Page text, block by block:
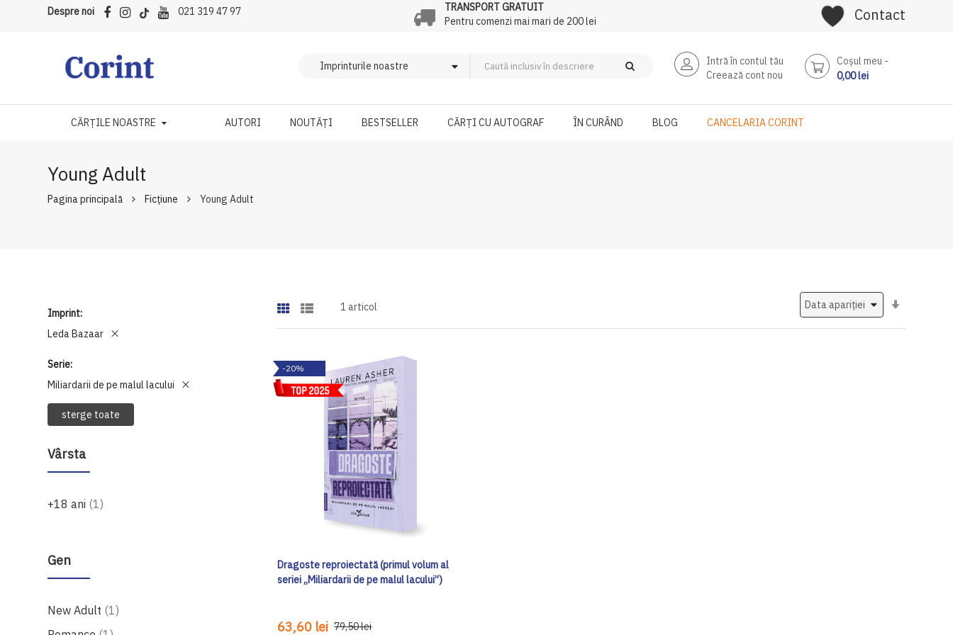
Despre noi 021 319 47 97
TRANSPORT GRATUIT
Pentru comenzi mai mari de 200 lei
Contact
Intră în contul tău
Creează cont nou
Coşul meu
0,00 lei
CĂRȚILE NOASTRE AUTORI NOUTĂȚI BESTSELLER CĂRȚI CU AUTOGRAF ÎN CURÂND BLOG CANCELARIA CORINT
Young Adult
Pagina principală Ficțiune Young Adult
Imprint
Leda Bazaar
Serie
Miliardarii de pe malul lacului
sterge toate
Vârsta
+18 ani 1produs
Gen
New Adult 1produs
1 articol
-20%
Dragoste reproiectată (primul volum al
seriei „Miliardarii de pe malul lacului”)
63,60 lei 79,50 lei